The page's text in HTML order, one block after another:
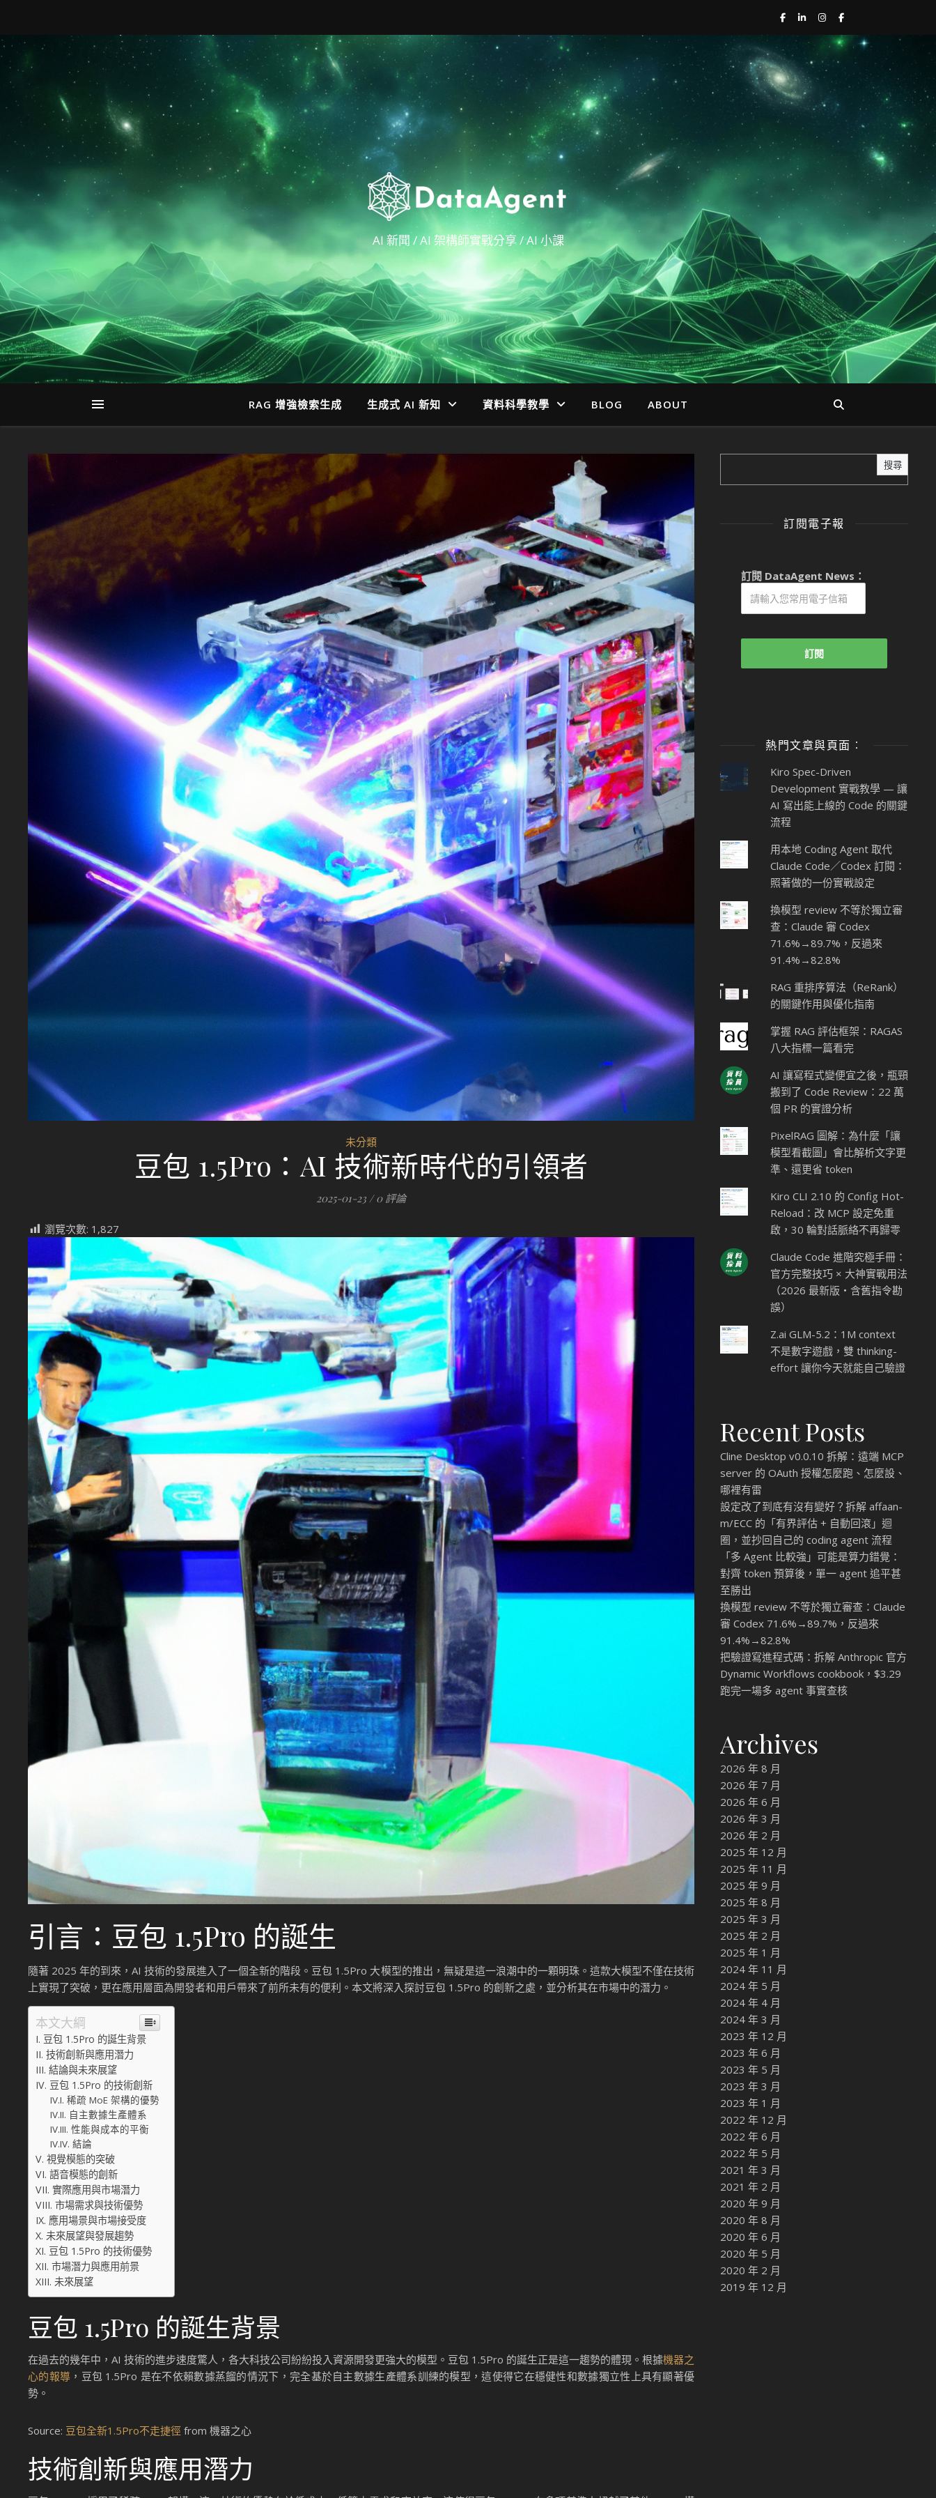
AI 新聞 / AI 架構師實戰分享 / AI 小課
RAG 增強檢索生成 生成式 AI 新知 資料科學教學 BLOG ABOUT
未分類
豆包 1.5Pro：AI 技術新時代的引領者
2025-01-23 / 0 評論
瀏覽次數: 1,827
引言：豆包 1.5Pro 的誕生
隨著 2025 年的到來，AI 技術的發展進入了一個全新的階段。豆包 1.5Pro 大模型的推出，無疑是這一浪潮中的一顆明珠。這款大模型不僅在技術
上實現了突破，更在應用層面為開發者和用戶帶來了前所未有的便利。本文將深入探討豆包 1.5Pro 的創新之處，並分析其在市場中的潛力。
本文大綱
豆包 1.5Pro 的誕生背景
技術創新與應用潛力
結論與未來展望
豆包 1.5Pro 的技術創新
稀疏 MoE 架構的優勢
自主數據生產體系
性能與成本的平衡
結論
視覺模態的突破
語音模態的創新
實際應用與市場潛力
市場需求與技術優勢
應用場景與市場接受度
未來展望與發展趨勢
豆包 1.5Pro 的技術優勢
市場潛力與應用前景
未來展望
豆包 1.5Pro 的誕生背景
在過去的幾年中，AI 技術的進步速度驚人，各大科技公司紛紛投入資源開發更強大的模型。豆包 1.5Pro 的誕生正是這一趨勢的體現。根據機器之
心的報導 ，豆包 1.5Pro 是在不依賴數據蒸餾的情況下，完全基於自主數據生產體系訓練的模型，這使得它在穩健性和數據獨立性上具有顯著優
勢。
Source: 豆包全新1.5Pro不走捷徑 from 機器之心
技術創新與應用潛力
搜尋
訂閱電子報
訂閱 DataAgent News：
熱門文章與頁面︰
Kiro Spec-Driven
Development 實戰教學 — 讓
AI 寫出能上線的 Code 的關鍵
流程
用本地 Coding Agent 取代
Claude Code／Codex 訂閱：
照著做的一份實戰設定
換模型 review 不等於獨立審
查：Claude 審 Codex
71.6%→89.7%，反過來
91.4%→82.8%
RAG 重排序算法（ReRank）
的關鍵作用與優化指南
掌握 RAG 評估框架：RAGAS
八大指標一篇看完
AI 讓寫程式變便宜之後，瓶頸
搬到了 Code Review：22 萬
個 PR 的實證分析
PixelRAG 圖解：為什麼「讓
模型看截圖」會比解析文字更
準、還更省 token
Kiro CLI 2.10 的 Config Hot-
Reload：改 MCP 設定免重
啟，30 輪對話脈絡不再歸零
Claude Code 進階究極手冊：
官方完整技巧 × 大神實戰用法
（2026 最新版・含舊指令勘
誤）
Z.ai GLM-5.2：1M context
不是數字遊戲，雙 thinking-
effort 讓你今天就能自己驗證
Recent Posts
Cline Desktop v0.0.10 拆解：遠端 MCP
server 的 OAuth 授權怎麼跑、怎麼設、
哪裡有雷
設定改了到底有沒有變好？拆解 affaan-
m/ECC 的「有界評估 + 自動回滾」迴
圈，並抄回自己的 coding agent 流程
「多 Agent 比較強」可能是算力錯覺：
對齊 token 預算後，單一 agent 追平甚
至勝出
換模型 review 不等於獨立審查：Claude
審 Codex 71.6%→89.7%，反過來
91.4%→82.8%
把驗證寫進程式碼：拆解 Anthropic 官方
Dynamic Workflows cookbook，$3.29
跑完一場多 agent 事實查核
Archives
2026 年 8 月
2026 年 7 月
2026 年 6 月
2026 年 3 月
2026 年 2 月
2025 年 12 月
2025 年 11 月
2025 年 9 月
2025 年 8 月
2025 年 3 月
2025 年 2 月
2025 年 1 月
2024 年 11 月
2024 年 5 月
2024 年 4 月
2024 年 3 月
2023 年 12 月
2023 年 6 月
2023 年 5 月
2023 年 3 月
2023 年 1 月
2022 年 12 月
2022 年 6 月
2022 年 5 月
2021 年 3 月
2021 年 2 月
2020 年 9 月
2020 年 8 月
2020 年 6 月
2020 年 5 月
2020 年 2 月
2019 年 12 月